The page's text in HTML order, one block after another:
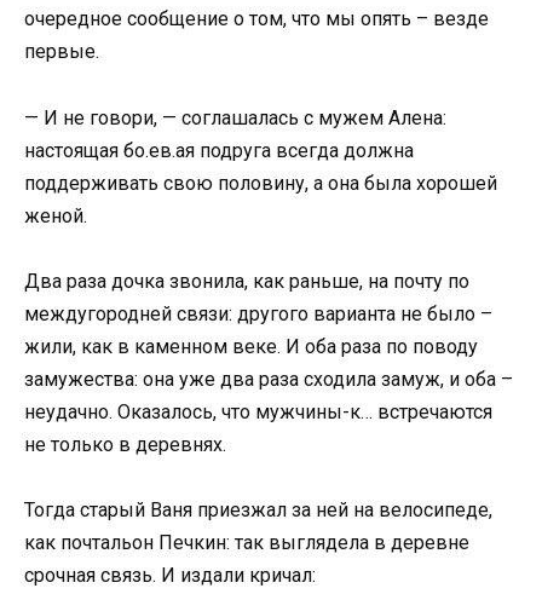
очередное сообщение о том, что мы опять – везде
первые.
— И не говори, — соглашалась с мужем Алена:
настоящая бо.ев.ая подруга всегда должна
поддерживать свою половину, а она была хорошей
женой.
Два раза дочка звонила, как раньше, на почту по
междугородней связи: другого варианта не было –
жили, как в каменном веке. И оба раза по поводу
замужества: она уже два раза сходила замуж, и оба –
неудачно. Оказалось, что мужчины-к… встречаются
не только в деревнях.
Тогда старый Ваня приезжал за ней на велосипеде,
как почтальон Печкин: так выглядела в деревне
срочная связь. И издали кричал: